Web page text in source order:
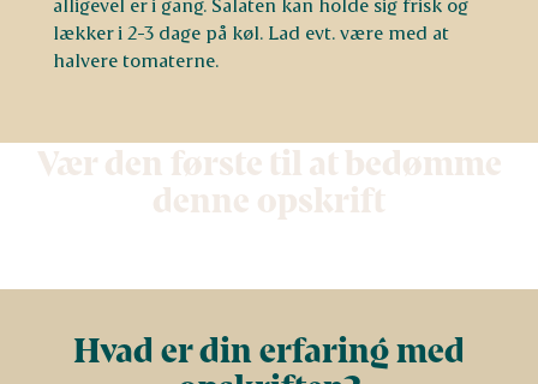
lækker i 2-3 dage på køl. Lad evt. være med at
halvere tomaterne.
Vær den første til at bedømme
denne opskrift
Hvad er din erfaring med